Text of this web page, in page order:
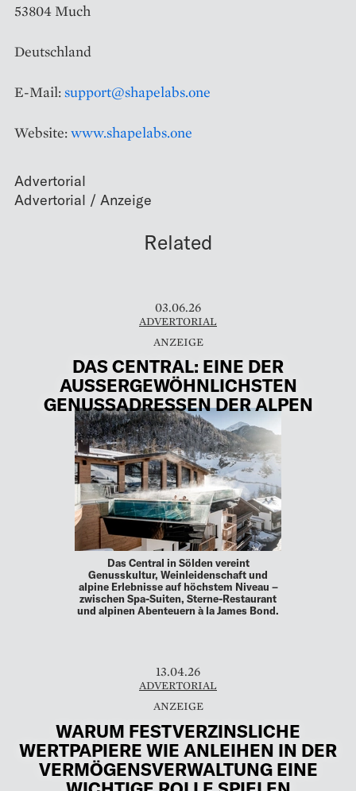
53804 Much
Deutschland
E-Mail:support@shapelabs.one
Website:www.shapelabs.one
Advertorial
Related
03.06.26
ADVERTORIAL
DAS CENTRAL: EINE DER
AUSSERGEWÖHNLICHSTEN
GENUSSADRESSEN DER ALPEN
Das Central in Sölden vereint
Genusskultur, Weinleidenschaft und
alpine Erlebnisse auf höchstem Niveau –
zwischen Spa-Suiten, Sterne-Restaurant
und alpinen Abenteuern à la James Bond.
13.04.26
ADVERTORIAL
WARUM FESTVERZINSLICHE
WERTPAPIERE WIE ANLEIHEN IN DER
VERMÖGENSVERWALTUNG EINE